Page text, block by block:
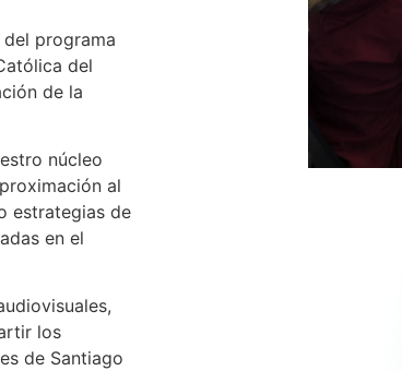
programa
del
de la
núcleo
al
estrategias de
en el
los
de Santiago